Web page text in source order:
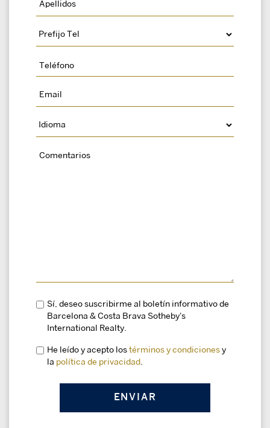
Sí, deseo suscribirme al boletín informativo de
Barcelona & Costa Brava Sotheby's
International Realty.
He leído y acepto los términos y condiciones y
la política de privacidad